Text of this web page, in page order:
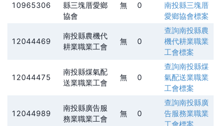
10965306
縣三塊厝愛鄉
協會
無 0
南投縣三塊厝
愛鄉協會標案
12044469
南投縣農機代
耕業職業工會
無 0
查詢南投縣農
機代耕業職業
工會標案
12044475
南投縣煤氣配
送業職業工會
無 0
查詢南投縣煤
氣配送業職業
工會標案
12044989
南投縣廣告服
務業職業工會
無 0
查詢南投縣廣
告服務業職業